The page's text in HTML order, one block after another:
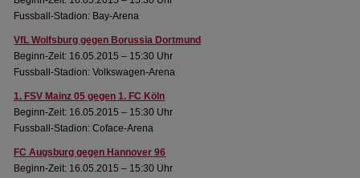
Fussball-Stadion: Bay-Arena
VfL Wolfsburg gegen Borussia Dortmund
Beginn-Zeit: 16.05.2015 – 15:30 Uhr
Fussball-Stadion: Volkswagen-Arena
1. FSV Mainz 05 gegen 1. FC Köln
Beginn-Zeit: 16.05.2015 – 15:30 Uhr
Fussball-Stadion: Coface-Arena
FC Augsburg gegen Hannover 96
Beginn-Zeit: 16.05.2015 – 15:30 Uhr